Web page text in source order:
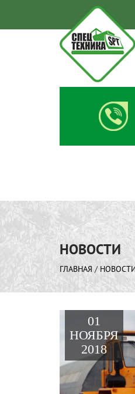
НОВОСТИ
ГЛАВНАЯ /
01
НОЯБРЯ
2018